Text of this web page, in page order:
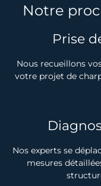
Notre
Prise
Nous recueillons
votre projet de
Nos experts se
mesures